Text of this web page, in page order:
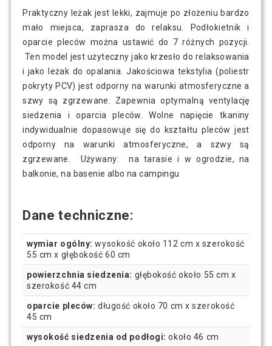
Praktyczny leżak jest lekki, zajmuje po złożeniu bardzo
mało miejsca, zaprasza do relaksu. Podłokietnik i
oparcie pleców można ustawić do 7 różnych pozycji.
Ten model jest użyteczny jako krzesło do relaksowania
i jako leżak do opalania. Jakościowa tekstylia (poliestr
pokryty PCV) jest odporny na warunki atmosferyczne a
szwy są zgrzewane. Zapewnia optymalną ventylację
siedzenia i oparcia pleców. Wolne napięcie tkaniny
indywidualnie dopasowuje się do kształtu pleców jest
odporny na warunki atmosferyczne, a szwy są
zgrzewane. Używany: na tarasie i w ogrodzie, na
balkonie, na basenie albo na campingu
Dane techniczne:
wymiar ogólny: wysokość około 112 cm x szerokość
55 cm x głębokość 60 cm
powierzchnia siedzenia: głębokość około 55 cm x
szerokość 44 cm
oparcie pleców: długość około 70 cm x szerokość
45 cm
wysokość siedzenia od podłogi: około 46 cm